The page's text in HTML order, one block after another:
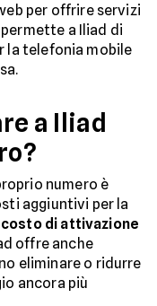
per offrire servizi
a Iliad di
la telefonia mobile
a Iliad
numero è
aggiuntivi per la
costo di attivazione
offre anche
eliminare o ridurre
ancora più